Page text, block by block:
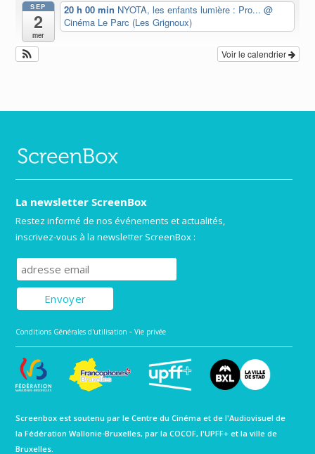
SEP
2
mer
20 h 00 min NYOTA, les enfants lumière : Pro... @
Cinéma Le Parc (Les Grignoux)
Voir le calendrier
La newsletter ScreenBox
Restez informé de nos événements et actualités,
inscrivez-vous à la newsletter ScreenBox :
Subscribe to our mailing list
Conditions Générales d'utilisation -Vie privée
Screenbox est soutenu par le Centre du Cinéma et de l'Audiovisuel de
la Fédération Wallonie-Bruxelles, par la COCOF, l'UPFF+ et la ville de
Bruxelles.